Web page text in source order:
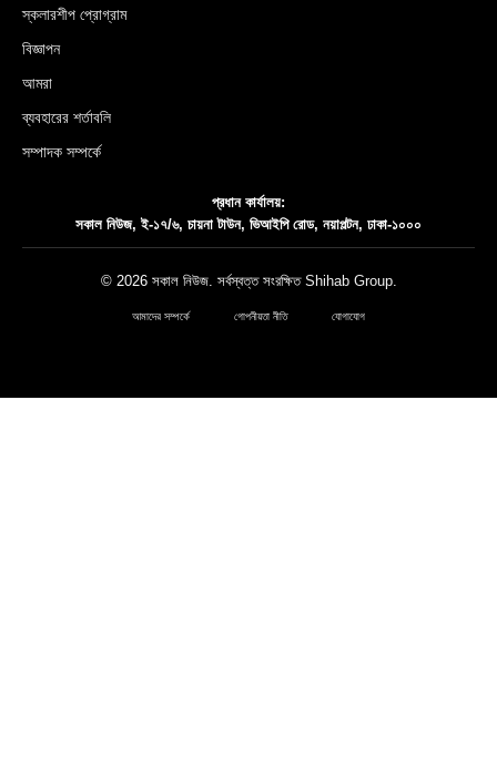
স্কলারশীপ প্রোগ্রাম
বিজ্ঞাপন
আমরা
ব্যবহারের শর্তাবলি
সম্পাদক সম্পর্কে
প্রধান কার্যালয়:
সকাল নিউজ, ই-১৭/৬, চায়না টাউন, ভিআইপি রোড, নয়াপল্টন, ঢাকা-১০০০
© 2026 সকাল নিউজ. সর্বস্বত্ত সংরক্ষিত Shihab Group.
আমাদের সম্পর্কে গোপনীয়তা নীতি যোগাযোগ